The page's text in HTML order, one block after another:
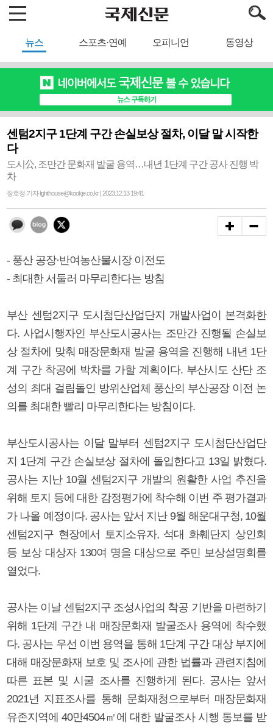
뉴스 스포츠·연예 오피니언 동영상
센텀2지구 1단계 구간 손실보상 절차, 이달 말 시작한
다
도시公, 조만간 문화재 발굴 용역…내년 1단계 구간 공사 진행 박
차
장호정 기자 lighthouse@kookje.co.kr | 2023.12.13 19:41
- 풍산 공장·반여농산물시장 이전도
- 최대한 서둘러 마무리한다는 방침
부산 센텀2지구 도시첨단산업단지 개발사업이 본격화한
다. 사업시행자인 부산도시공사는 조만간 진행될 손실보
상 절차에 맞춰 매장문화재 발굴 용역을 진행해 내년 1단
계 구간 착공에 박차를 가할 계획이다. 부산시도 산단 조
성의 최대 걸림돌인 방위산업체 풍산의 부산공장 이전 논
의를 최대한 빨리 마무리한다는 방침이다.
부산도시공사는 이달 말부터 센텀2지구 도시첨단산업단
지 1단계 구간 손실보상 절차에 돌입한다고 13일 밝혔다.
공사는 지난 10월 센텀2지구 개발의 원활한 사업 추진을
위해 토지 등에 대한 감정평가에 착수해 이번 주 평가결과
가 나올 예정이다. 공사는 앞서 지난 9월 해운대구청, 10월
센텀2지구 현장에서 토지소유자, 석대 화훼단지 상인회
등 보상 대상자 130여 명을 대상으로 주민 보상설명회를
열었다.
공사는 이날 센텀2지구 조성사업의 착공 기반을 마련하기
위해 1단계 구간 내 매장문화재 발굴조사 용역에 착수했
다. 공사는 우선 이번 용역을 통해 1단계 구간 대상 부지에
대해 매장문화재 보호 및 조사에 관한 법률과 관련지침에
따른 표본 및 시굴 조사를 진행하게 된다. 공사는 앞서
2021년 지표조사를 통해 문화재청으로부터 매장문화재
유존지역에 40만4504㎡에 대한 발굴조사 시행 통보를 받